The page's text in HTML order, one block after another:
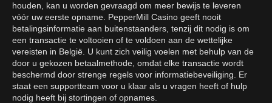
houden, kan u worden gevraagd om meer bewijs te leveren
vóór uw eerste opname. PepperMill Casino geeft nooit
betalingsinformatie aan buitenstaanders, tenzij dit nodig is om
een transactie te voltooien of te voldoen aan de wettelijke
vereisten in België. U kunt zich veilig voelen met behulp van de
door u gekozen betaalmethode, omdat elke transactie wordt
beschermd door strenge regels voor informatiebeveiliging. Er
staat een supportteam voor u klaar als u vragen heeft of hulp
nodig heeft bij stortingen of opnames.